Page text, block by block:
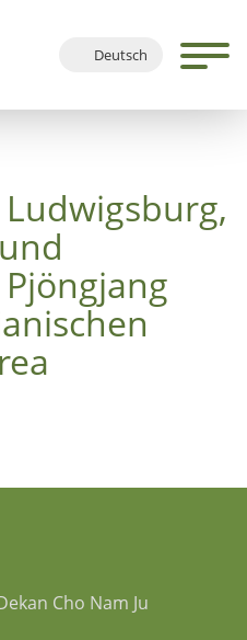
Deutsch
Cho Nam Ju